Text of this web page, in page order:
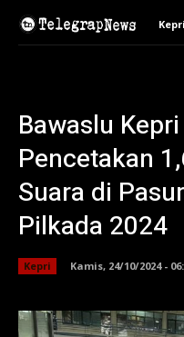
Kepri
Bawaslu
Pencetakan
Suara di
Pilkada 2024
Kepri Kamis, 24/10/2024 -